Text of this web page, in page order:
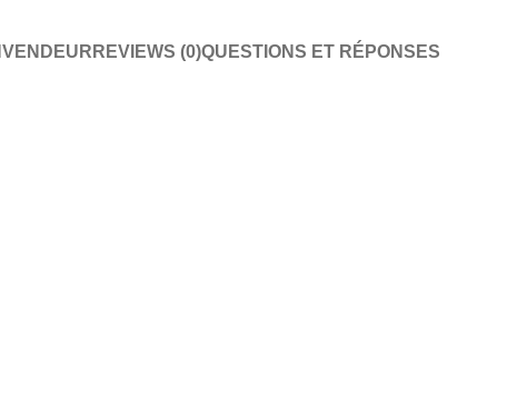
VENDEUR REVIEWS (0)QUESTIONS ET RÉPONSES